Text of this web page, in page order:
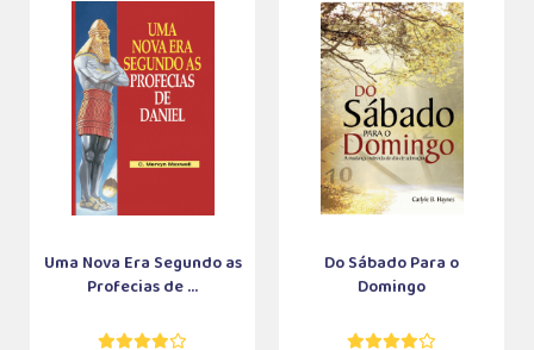
Uma Nova Era Segundo as
Profecias de ...
Do Sábado Para o
Domingo